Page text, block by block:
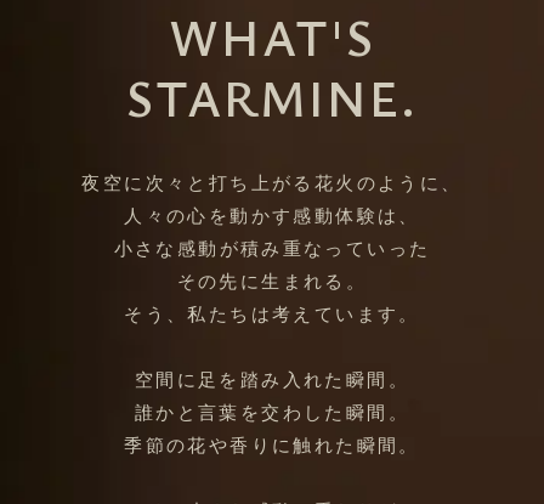
WHAT'S
STARMINE.
夜空に次々と打ち上がる花火のように、
人々の心を動かす感動体験は、
小さな感動が積み重なっていった
その先に生まれる。
そう、私たちは考えています。
空間に足を踏み入れた瞬間。
誰かと言葉を交わした瞬間。
季節の花や香りに触れた瞬間。